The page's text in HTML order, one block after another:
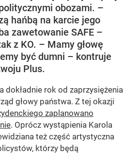
obozami. –
hańbą na karcie jego
zawetowanie SAFE –
z KO. – Mamy głowę
być dumni – kontruje
Plus.
dokładnie rok od zaprzysiężenia
głowy państwa. Z tej okazji
zaplanowano
. Oprócz wystąpienia Karola
też część artystyczna
którzy będą